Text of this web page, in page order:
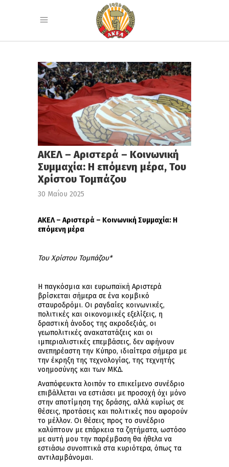
ΑΚΕΛ – Αριστερά – Κοινωνική
Συμμαχία: Η επόμενη μέρα, Του
Χρίστου Τομπάζου
30 Μαΐου 2025
ΑΚΕΛ – Αριστερά – Κοινωνική Συμμαχία: Η
επόμενη μέρα
Του Χρίστου Τομπάζου*
Η παγκόσμια και ευρωπαϊκή Αριστερά
βρίσκεται σήμερα σε ένα κομβικό
σταυροδρόμι. Οι ραγδαίες κοινωνικές,
πολιτικές και οικονομικές εξελίξεις, η
δραστική άνοδος της ακροδεξιάς, οι
γεωπολιτικές ανακατατάξεις και οι
ιμπεριαλιστικές επεμβάσεις, δεν αφήνουν
ανεπηρέαστη την Κύπρο, ιδιαίτερα σήμερα με
την έκρηξη της τεχνολογίας, της τεχνητής
νοημοσύνης και των ΜΚΔ.
Αναπόφευκτα λοιπόν το επικείμενο συνέδριο
επιβάλλεται να εστιάσει με προσοχή όχι μόνο
στην αποτίμηση της δράσης, αλλά κυρίως σε
θέσεις, προτάσεις και πολιτικές που αφορούν
το μέλλον. Οι θέσεις προς το συνέδριο
καλύπτουν με επάρκεια τα ζητήματα, ωστόσο
με αυτή μου την παρέμβαση θα ήθελα να
εστιάσω συνοπτικά στα κυριότερα, όπως τα
αντιλαμβάνομαι.